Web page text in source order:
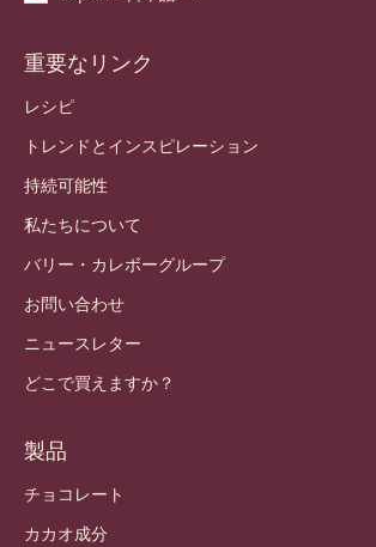
Footer
Callebaut
重要なリンク
レシピ
トレンドとインスピレーション
持続可能性
私たちについて
バリー・カレボーグループ
お問い合わせ
ニュースレター
どこで買えますか？
製品
チョコレート
カカオ成分